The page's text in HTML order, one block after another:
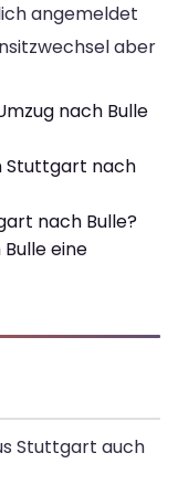
angemeldet
aber
nach Bulle
Stuttgart nach
nach Bulle?
eine
Stuttgart auch